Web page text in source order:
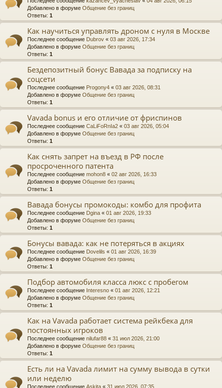
Добавлено в форуме Общение без границ
Ответы: 1
Как научиться управлять дроном с нуля в Москве
Последнее сообщение Dubrov « 03 авг 2026, 17:34
Добавлено в форуме Общение без границ
Ответы: 1
Бездепозитный бонус Вавада за подписку на
соцсети
Последнее сообщение Progony4 « 03 авг 2026, 08:31
Добавлено в форуме Общение без границ
Ответы: 1
Vavada bonus и его отличие от фриспинов
Последнее сообщение CaLiFoRnIa2 « 03 авг 2026, 05:04
Добавлено в форуме Общение без границ
Ответы: 1
Как снять запрет на въезд в РФ после
просроченного патента
Последнее сообщение mohon8 « 02 авг 2026, 16:33
Добавлено в форуме Общение без границ
Ответы: 1
Вавада бонусы промокоды: комбо для профита
Последнее сообщение Dgina « 01 авг 2026, 19:33
Добавлено в форуме Общение без границ
Ответы: 1
Бонусы вавада: как не потеряться в акциях
Последнее сообщение Dovelils « 01 авг 2026, 16:39
Добавлено в форуме Общение без границ
Ответы: 1
Подбор автомобиля класса люкс с пробегом
Последнее сообщение Interesno « 01 авг 2026, 12:21
Добавлено в форуме Общение без границ
Ответы: 1
Как на Vavada работает система рейкбека для
постоянных игроков
Последнее сообщение nilufar88 « 31 июл 2026, 21:00
Добавлено в форуме Общение без границ
Ответы: 1
Есть ли на Vavada лимит на сумму вывода в сутки
или неделю
Последнее сообщение Askita « 31 июл 2026, 07:35